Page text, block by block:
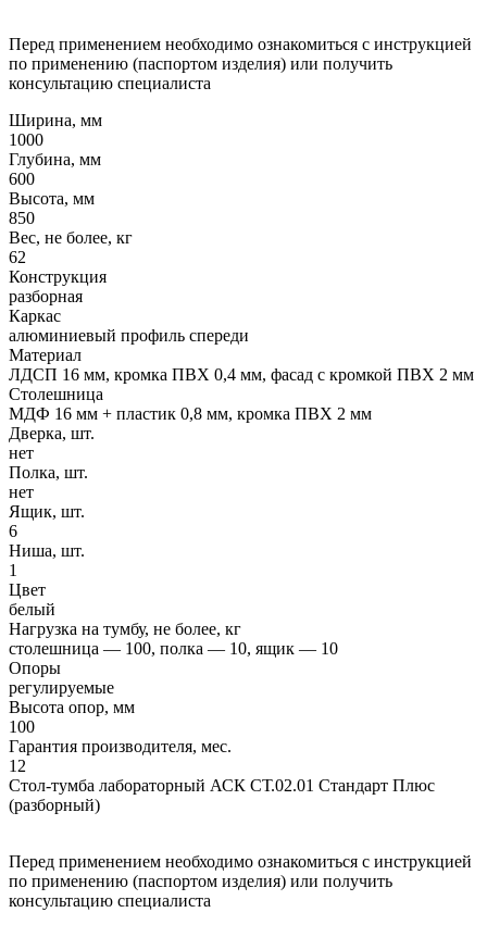
Перед применением необходимо ознакомиться с инструкцией
по применению (паспортом изделия) или получить
консультацию специалиста
Ширина, мм
1000
Глубина, мм
600
Высота, мм
850
Вес, не более, кг
62
Конструкция
разборная
Каркас
алюминиевый профиль спереди
Материал
ЛДСП 16 мм, кромка ПВХ 0,4 мм, фасад с кромкой ПВХ 2 мм
Столешница
МДФ 16 мм + пластик 0,8 мм, кромка ПВХ 2 мм
Дверка, шт.
нет
Полка, шт.
нет
Ящик, шт.
6
Ниша, шт.
1
Цвет
белый
Нагрузка на тумбу, не более, кг
столешница — 100, полка — 10, ящик — 10
Опоры
регулируемые
Высота опор, мм
100
Гарантия производителя, мес.
12
Стол-тумба лабораторный АСК СТ.02.01 Стандарт Плюс
(разборный)
Перед применением необходимо ознакомиться с инструкцией
по применению (паспортом изделия) или получить
консультацию специалиста